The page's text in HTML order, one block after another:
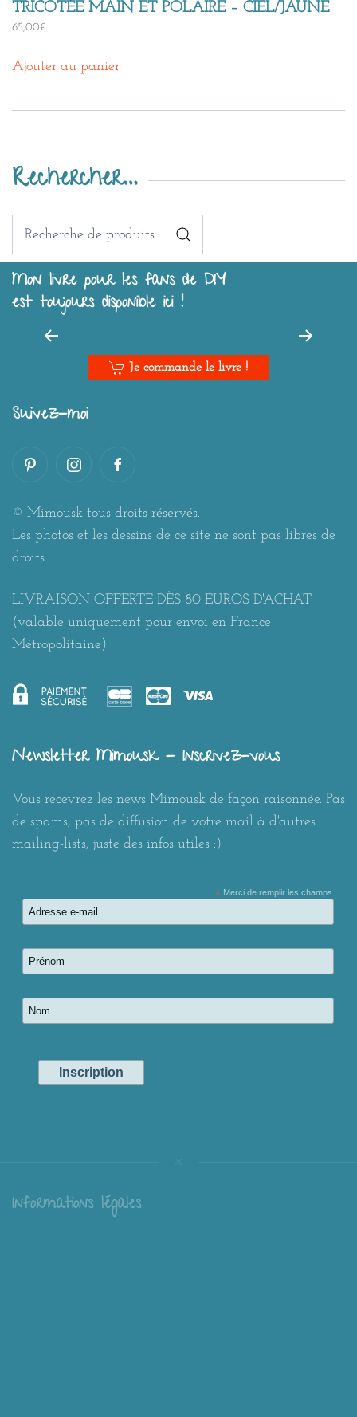
TRICOTÉE MAIN ET POLAIRE – CIEL/JAUNE
65,00€
Ajouter au panier
Rechercher…
Recherche
Mon livre pour les fans de DIY
est toujours disponible ici !
Je commande le livre !
Suivez-moi
© Mimousk tous droits réservés.
Les photos et les dessins de ce site ne sont pas libres de
droits.
LIVRAISON OFFERTE DÈS 80 EUROS D'ACHAT
(valable uniquement pour envoi en France
Métropolitaine)
Newsletter Mimousk - Inscrivez-vous
Vous recevrez les news Mimousk de façon raisonnée. Pas
de spams, pas de diffusion de votre mail à d'autres
mailing-lists, juste des infos utiles :)
*Merci de remplir les champs
Informations légales